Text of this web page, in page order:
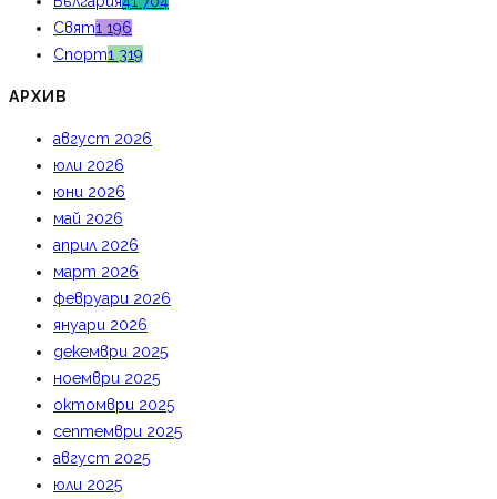
Свят1 196
Спорт1 319
АРХИВ
август 2026
юли 2026
юни 2026
май 2026
април 2026
март 2026
февруари 2026
януари 2026
декември 2025
ноември 2025
октомври 2025
септември 2025
август 2025
юли 2025